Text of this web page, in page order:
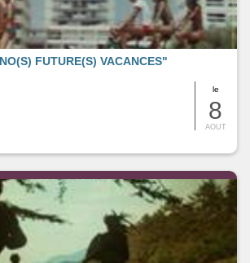
le
8
AOUT
FUTURE(S) VACANCES"